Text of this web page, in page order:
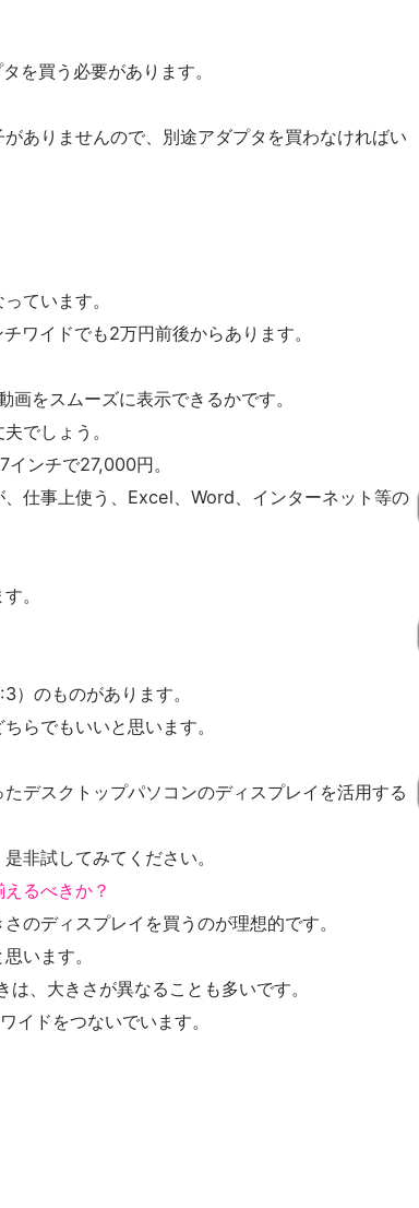
を買う必要があります。
ありませんので、別途アダプタを買わなければい
ています。
ワイドでも2万円前後からあります。
をスムーズに表示できるかです。
でしょう。
ンチで27,000円。
仕事上使う、Excel、Word、インターネット等の
。
）のものがあります。
らでもいいと思います。
デスクトップパソコンのディスプレイを活用する
非試してみてください。
るべきか？
のディスプレイを買うのが理想的です。
います。
、大きさが異なることも多いです。
イドをつないでいます。